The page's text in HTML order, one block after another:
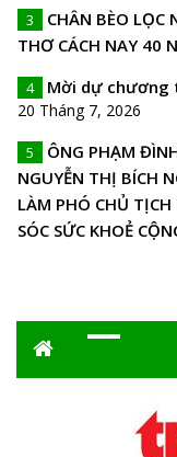
3
CHÂN BÈO LỌC
THƠ CÁCH NAY 40
4 Mời dự chương
20 Tháng 7, 2026
5
ÔNG PHẠM
NGUYỄN THỊ BÍCH
LÀM PHÓ CHỦ
SÓC SỨC KHOẺ